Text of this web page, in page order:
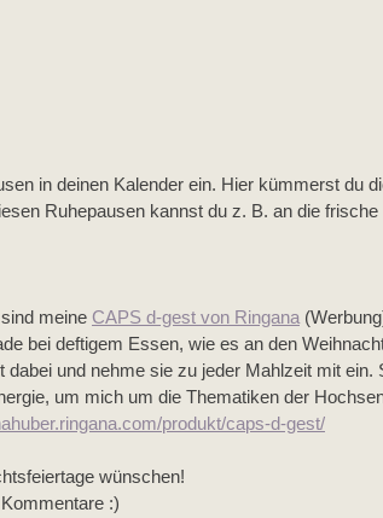
in deinen Kalender ein. Hier kümmerst du
Ruhepausen kannst du z. B. an die frische
meine CAPS d-gest von Ringana
bei deftigem Essen, wie es an den
und nehme sie zu jeder Mahlzeit mit ein.
um mich um die Thematiken der
produkt/caps-d-gest/
wünschen!
:)